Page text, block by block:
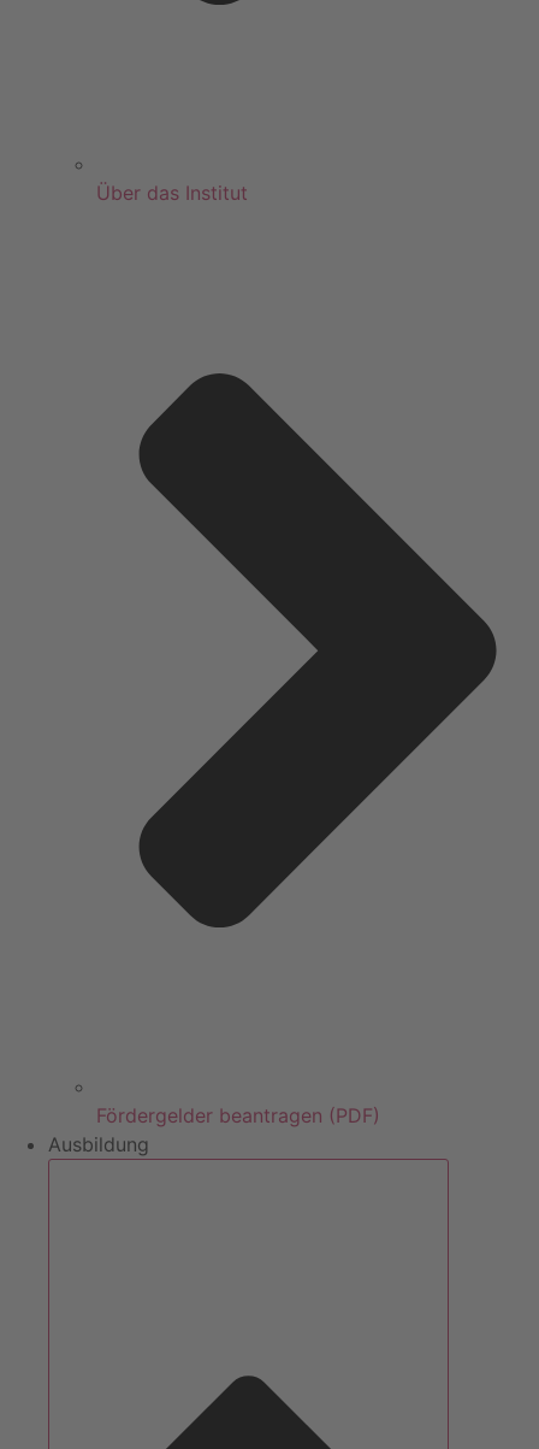
Über das Institut
Fördergelder beantragen (PDF)
Ausbildung